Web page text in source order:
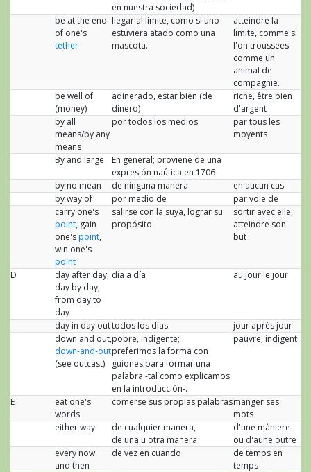
en nuestra sociedad)
be at the end
of one's
tether
llegar al límite, como si uno
estuviera atado como una
mascota.
atteindre la
limite, comme si
l'on troussees
comme un
animal de
compagnie.
be well of
(money)
adinerado, estar bien (de
dinero)
riche, être bien
d'argent
by all
means/by any
means
por todos los medios
par tous les
moyents
By and large
En general; proviene de una
expresión naútica en 1706
by no mean
de ninguna manera
en aucun cas
by way of
por medio de
par voie de
carry one's
point, gain
one'spoint,
win one's
point
salirse con la suya, lograr su
propósito
sortir avec elle,
atteindre son
but
D
day after day,
day by day,
from day to
day
día a día au jour le jour
day in day outtodos los días
jour après jour
down and out,
down-and-out
(see outcast)
pobre, indigente;
preferimos la forma con
guiones para formar una
palabra -tal como explicamos
en la introducción-.
pauvre, indigent
E
eat one's
words
comerse sus propias palabrasmanger ses
mots
either way
de cualquier manera,
de una u otra manera
d'une màniere
ou d'aune outre
every now
and then
de vez en cuando
de temps en
temps